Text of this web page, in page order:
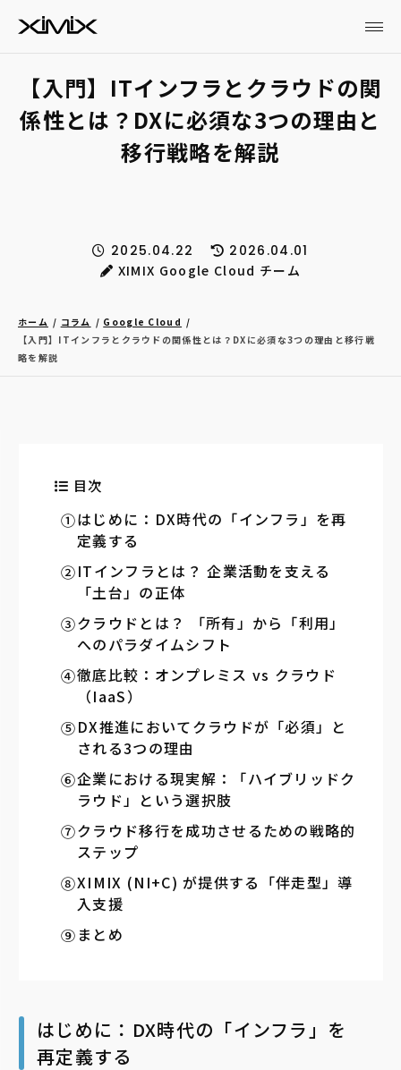
【入門】ITインフラとクラウドの関
係性とは？DXに必須な3つの理由と
移行戦略を解説
2025.04.22
2026.04.01
XIMIX Google Cloud チーム
ホーム コラム
Google Cloud
【入門】ITインフラとクラウドの関係性とは？DXに必須な3つの理由と移行戦
略を解説
目次
はじめに：DX時代の「インフラ」を再
定義する
ITインフラとは？ 企業活動を支える
「土台」の正体
クラウドとは？ 「所有」から「利用」
へのパラダイムシフト
徹底比較：オンプレミス vs クラウド
（IaaS）
DX推進においてクラウドが「必須」と
される3つの理由
企業における現実解：「ハイブリッドク
ラウド」という選択肢
クラウド移行を成功させるための戦略的
ステップ
XIMIX (NI+C) が提供する「伴走型」導
入支援
まとめ
はじめに：DX時代の「インフラ」を
再定義する